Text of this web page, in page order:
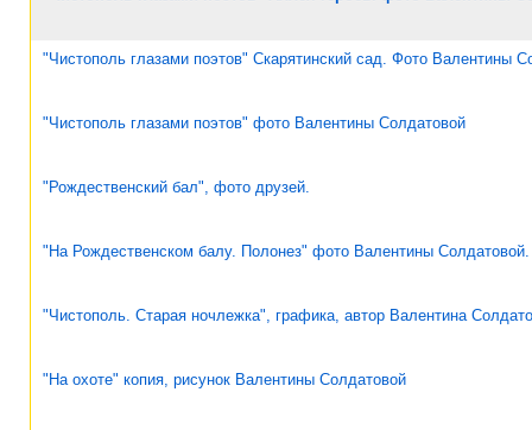
"Чистополь глазами поэтов" Скарятинский сад. Фото Валентины
"Чистополь глазами поэтов" фото Валентины Солдатовой
"Рождественский бал", фото друзей.
"На Рождественском балу. Полонез" фото Валентины Солдатовой.
"Чистополь. Старая ночлежка", графика, автор Валентина
"На охоте" копия, рисунок Валентины Солдатовой